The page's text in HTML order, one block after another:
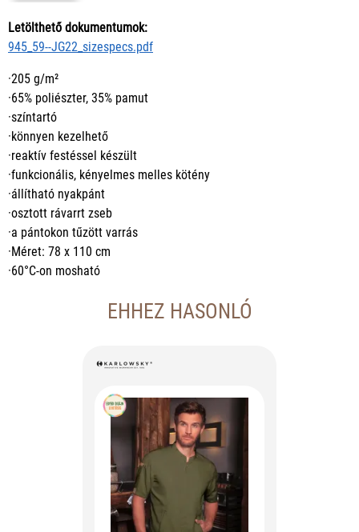
Letölthető dokumentumok:
945_59--JG22_sizespecs.pdf
·205 g/m²
·65% poliészter, 35% pamut
·színtartó
·könnyen kezelhető
·reaktív festéssel készült
·funkcionális, kényelmes melles kötény
·állítható nyakpánt
·osztott rávarrt zseb
·a pántokon tűzött varrás
·Méret: 78 x 110 cm
·60°C-on mosható
EHHEZ HASONLÓ